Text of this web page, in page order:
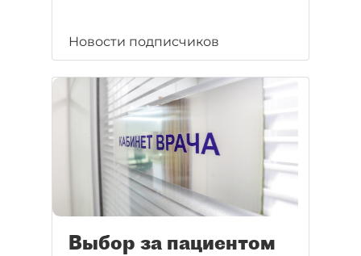
Новости подписчиков
Выбор за пациентом